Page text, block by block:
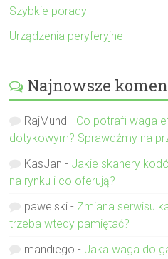
Szybkie porady
Urządzenia peryferyjne
Najnowsze
RajMund - Co potrafi waga
dotykowym? Sprawdźmy na
KasJan - Jakie skanery
na rynku i co oferują?
pawelski - Zmiana serwisu
trzeba wtedy pamiętać?
mandiego - Jaka waga do